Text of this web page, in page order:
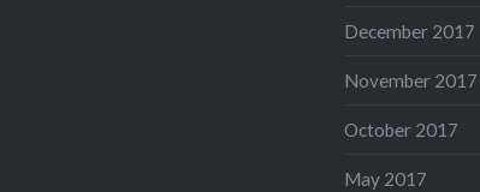
December 2017
November 2017
October 2017
May 2017